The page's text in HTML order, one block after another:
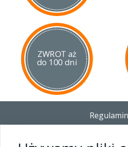
ZWROT aż
do 100 dni
Regulamin
Polityka prywatności i